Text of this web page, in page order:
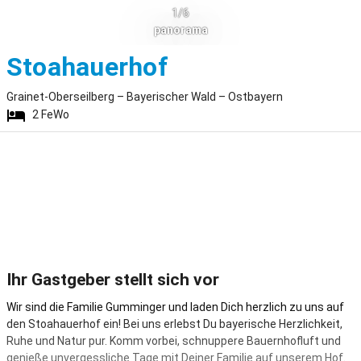
1/6
panorama
StoahauerhofGrainet-
Grainet-Oberseilberg – Bayerischer Wald – Ostbayern
2 FeWo
Ihr Gastgeber stellt sich vor
Wir sind die Familie Gumminger und laden Dich herzlich zu uns auf
den Stoahauerhof ein! Bei uns erlebst Du bayerische Herzlichkeit,
Ruhe und Natur pur. Komm vorbei, schnuppere Bauernhofluft und
genieße unvergessliche Tage mit Deiner Familie auf unserem Hof.